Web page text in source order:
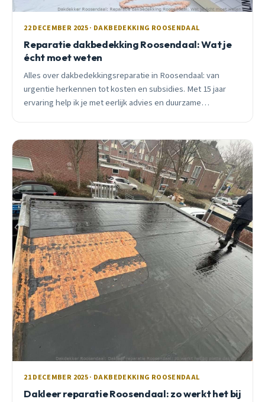
22 DECEMBER 2025 · DAKBEDEKKING ROOSENDAAL
Reparatie dakbedekking Roosendaal: Wat je
écht moet weten
Alles over dakbedekkingsreparatie in Roosendaal: van
urgentie herkennen tot kosten en subsidies. Met 15 jaar
ervaring help ik je met eerlijk advies en duurzame
21 DECEMBER 2025 · DAKBEDEKKING ROOSENDAAL
Dakleer reparatie Roosendaal: zo werkt het bij